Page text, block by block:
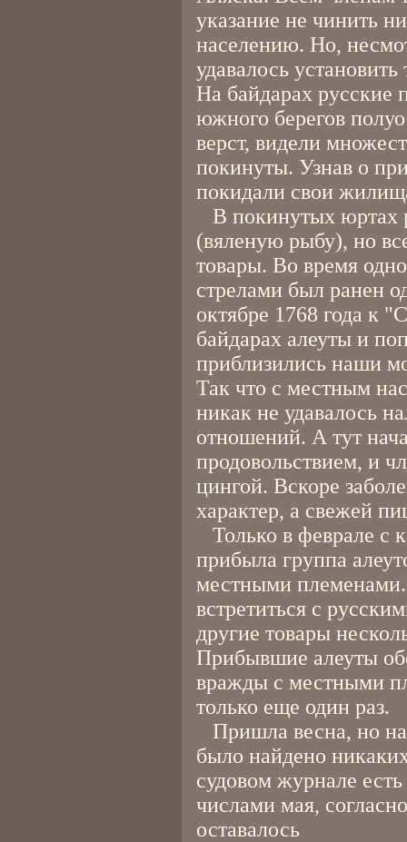
указание не чинить
населению. Но,
удавалось
На байдарах русские
южного берегов
верст, видели
покинуты. Узнав о
покидали свои
В покинутых юртах
(вяленую рыбу), но
товары. Во время
стрелами был ранен
октябре 1768 года к
байдарах алеуты и
приблизились наши
Так что с местным
никак не удавалось
отношений. А тут
продовольствием, и
цингой. Вскоре
характер, а свежей
Только в феврале с
прибыла группа
местными
встретиться с
другие товары
Прибывшие алеуты
вражды с местными
только еще один раз.
Пришла весна, но
было найдено
судовом журнале
числами мая,
оставалось